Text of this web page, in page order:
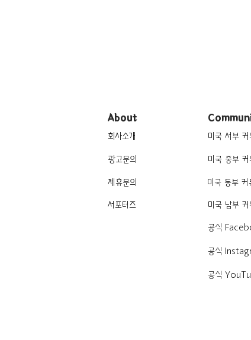
About
회사소개
광고문의
제휴문의
서포터즈
미국 서부 커
미국 중부 커
미국 동부 커
미국 남부 커
공식
공식
공식